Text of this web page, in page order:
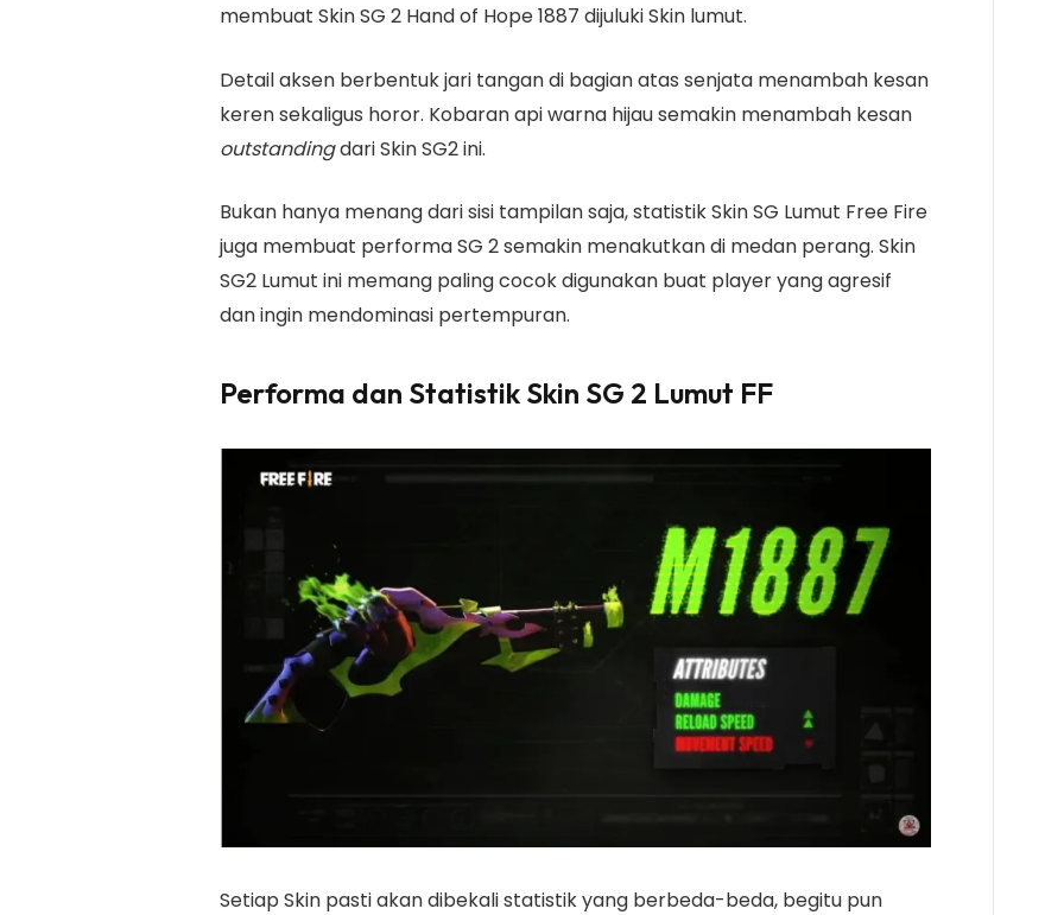
membuat Skin SG 2 Hand of Hope 1887 dijuluki Skin lumut.
Detail aksen berbentuk jari tangan di bagian atas senjata menambah kesan
keren sekaligus horor. Kobaran api warna hijau semakin menambah kesan
outstandingdari Skin SG2 ini.
Bukan hanya menang dari sisi tampilan saja, statistik Skin SG Lumut Free Fire
juga membuat performa SG 2 semakin menakutkan di medan perang. Skin
SG2 Lumut ini memang paling cocok digunakan buat player yang agresif
dan ingin mendominasi pertempuran.
Performa dan Statistik Skin SG 2 Lumut FF
Setiap Skin pasti akan dibekali statistik yang berbeda-beda, begitu pun